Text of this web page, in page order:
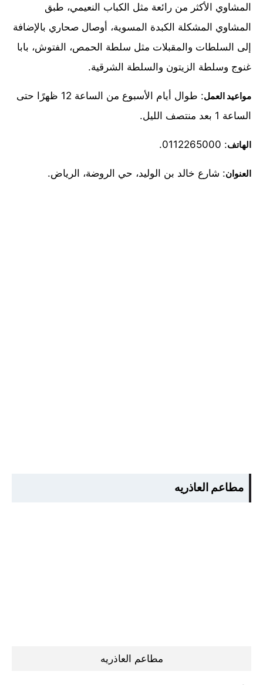
المشاوي الأكثر من رائعة مثل الكباب النعيمي، طبق
المشاوي المشكلة الكبدة المسوية، أوصال صحاري بالإضافة
إلى السلطات والمقبلات مثل سلطة الحمص، الفتوش، بابا
غنوج وسلطة الزيتون والسلطة الشرقية.
مواعيد العمل
: طوال أيام الأسبوع من الساعة 12 ظهرًا حتى
الساعة 1 بعد منتصف الليل.
الهاتف: 0112265000.
العنوان: شارع خالد بن الوليد، حي الروضة، الرياض.
مطاعم العاذريه
مطاعم العاذريه